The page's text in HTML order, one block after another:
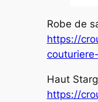
Robe de
https://
Haut
https://